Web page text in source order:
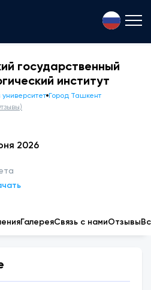
государственный
институт
университет Город Ташкент
)
2026
ГалереяСвязь с намиОтзывы